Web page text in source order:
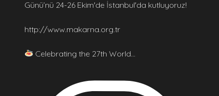
Günü’nü 24-26 Ekim'de İstanbul'da kutluyoruz!
http://www.makarna.org.tr
Celebrating the 27th World…